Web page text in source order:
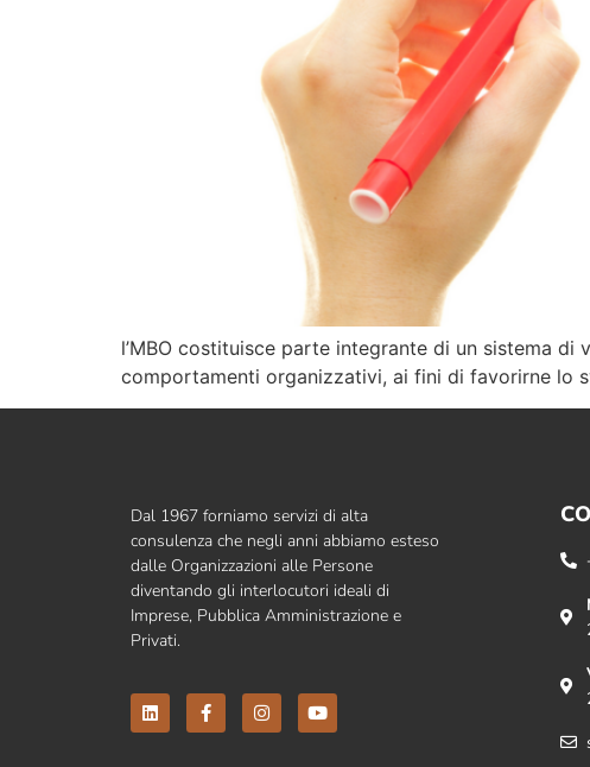
l’MBO costituisce parte integrante di un sistema
comportamenti organizzativi, ai fini di favorirne lo
Dal 1967 forniamo servizi di alta
consulenza che negli anni abbiamo esteso
dalle Organizzazioni alle Persone
diventando gli interlocutori ideali di
Imprese, Pubblica Amministrazione e
Privati.